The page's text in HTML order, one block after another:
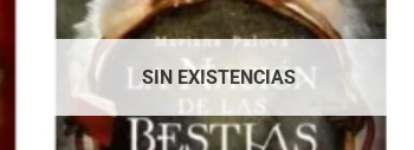
SIN EXISTENCIAS